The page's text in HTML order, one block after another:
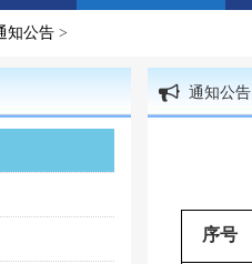
知公告 >
通知公告
序号